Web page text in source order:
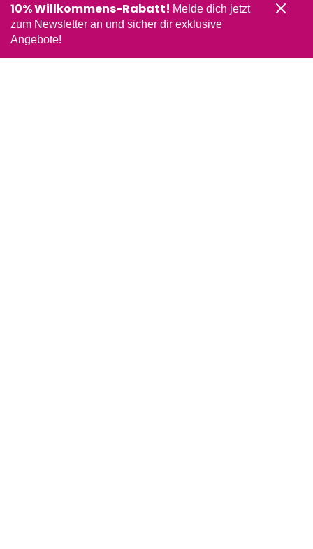
10% Willkommens-Rabatt! Melde dich jetzt
zum Newsletter an und sicher dir exklusive
Angebote!